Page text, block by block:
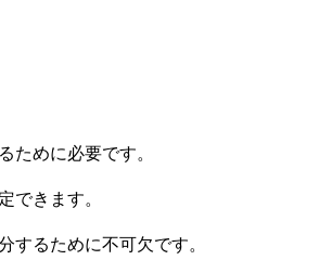
ために必要です。
できます。
るために不可欠です。